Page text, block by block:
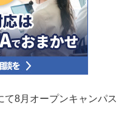
て8月オープンキャンパス